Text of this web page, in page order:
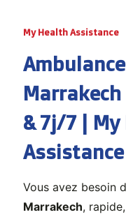
My Health Assistance
Marrakech
& 7j/7 |
Assistance
Vous avez besoin
Marrakech,